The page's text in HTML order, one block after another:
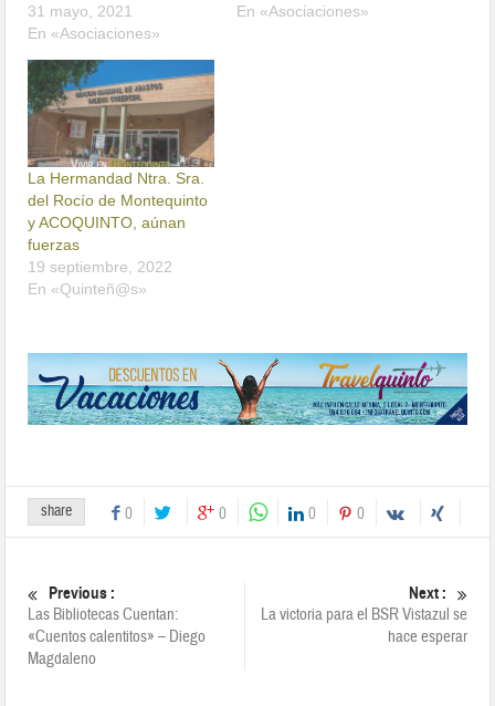
31 mayo, 2021
En «Asociaciones»
En «Asociaciones»
La Hermandad Ntra. Sra.
del Rocío de Montequinto
y ACOQUINTO, aúnan
fuerzas
19 septiembre, 2022
En «Quinteñ@s»
share 0 0 0 0
Previous :
Las Bibliotecas Cuentan:
«Cuentos calentitos» – Diego
Magdaleno
Next :
La victoria para el BSR Vistazul se
hace esperar